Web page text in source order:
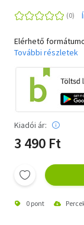
Elérhető
További részletek
Kiadói ár:
3 490 Ft
0 pont